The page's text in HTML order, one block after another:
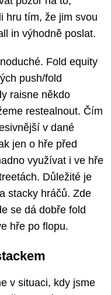
hru tím, že jim svou
in výhodně poslat.
Fold equity
push/fold
raisne někdo
restealnout. Čím
v dané
jen o hře před
využívat i ve hře
Důležité je
stacky hráčů. Zde
se dá dobře fold
hře po flopu.
v situaci, kdy jsme